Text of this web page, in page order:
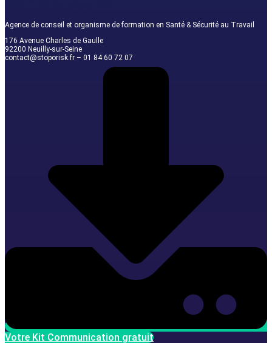
Agence de conseil et organisme de formation en Santé & Sécurité au Travail
176 Avenue Charles de Gaulle
92200 Neuilly-sur-Seine
contact@stoporisk.fr – 01 84 60 72 07
Votre Kit Communication gratuit